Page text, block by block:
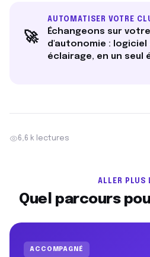
🚀
AUTOMATISER VOTRE
Échangeons sur
d'autonomie : logiciel
éclairage, en un seul
6,6 k lectures
ALLER PLUS
Quel parcours
ACCOMPAGNÉ